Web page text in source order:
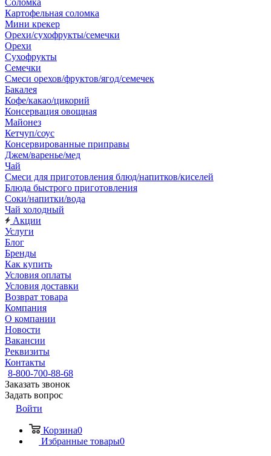
Соломка
Картофельная соломка
Мини крекер
Орехи/сухофрукты/семечки
Орехи
Сухофрукты
Семечки
Смеси орехов/фруктов/ягод/семечек
Бакалея
Кофе/какао/цикорий
Консервация овощная
Майонез
Кетчуп/соус
Консервированные приправы
Джем/варенье/мед
Чай
Смеси для приготовления блюд/напитков/киселей
Блюда быстрого приготовления
Соки/напитки/вода
Чай холодный
Акции
Услуги
Блог
Бренды
Как купить
Условия оплаты
Условия доставки
Возврат товара
Компания
О компании
Новости
Вакансии
Реквизиты
Контакты
8-800-700-88-68
Заказать звонок
Задать вопрос
Войти
Корзина0
Избранные товары0